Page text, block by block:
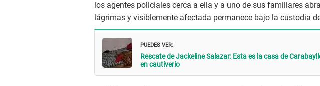
los agentes policiales cerca a ella y a uno de sus familiares
lágrimas y visiblemente afectada permanece bajo la custodia
PUEDES VER:
Rescate de Jackeline Salazar: Esta es la casa de
en cautiverio